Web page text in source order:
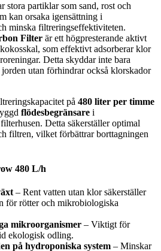
stora partiklar som sand, rost och
kan orsaka igensättning i
minska filtreringseffektiviteten.
Filter är ett högpresterande aktivt
som effektivt adsorberar klor
Detta skyddar inte bara
utan förhindrar också klorskador
på 480 liter per timme
flödesbegränsare i
Detta säkerställer optimal
filtren, vilket förbättrar borttagningen
480 L/h
– Rent vatten utan klor säkerställer
för rötter och mikrobiologiska
mikroorganismer – Viktigt för
ekologisk odling.
på hydroponiska system – Minskar